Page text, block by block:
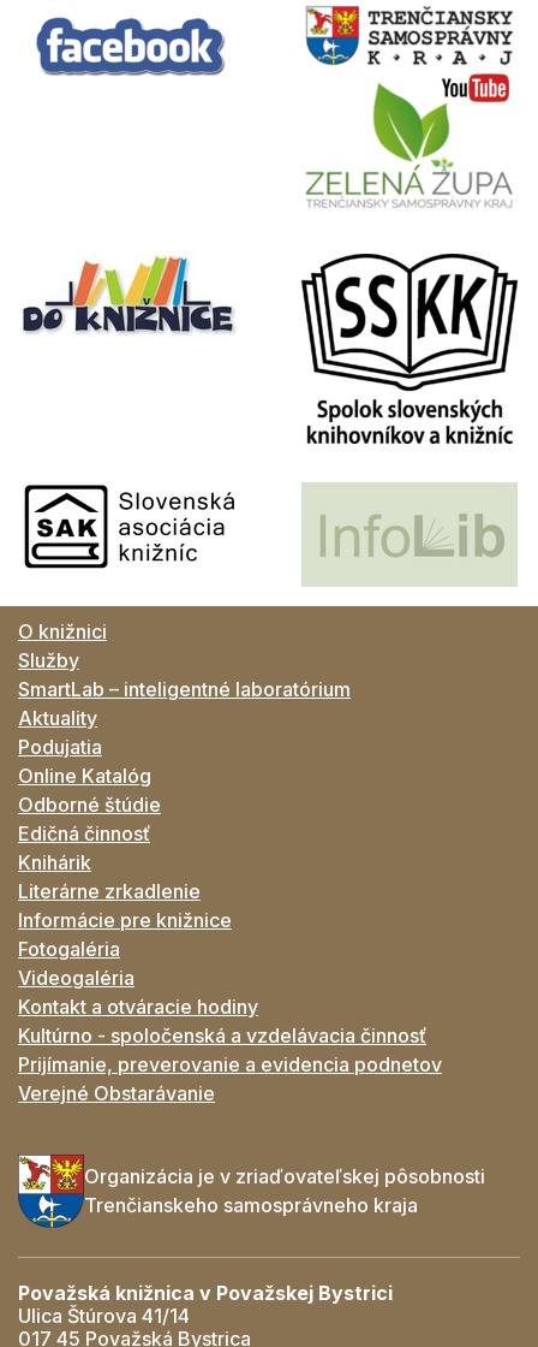
O knižnici
Služby
SmartLab – inteligentné laboratórium
Aktuality
Podujatia
Online Katalóg
Odborné štúdie
Edičná činnosť
Knihárik
Literárne zrkadlenie
Informácie pre knižnice
Fotogaléria
Videogaléria
Kontakt a otváracie hodiny
Kultúrno - spoločenská a vzdelávacia činnosť
Prijímanie, preverovanie a evidencia podnetov
Verejné Obstarávanie
Organizácia je v zriaďovateľskej pôsobnosti
Trenčianskeho samosprávneho kraja
Považská knižnica v Považskej Bystrici
Ulica Štúrova 41/14
017 45 Považská Bystrica